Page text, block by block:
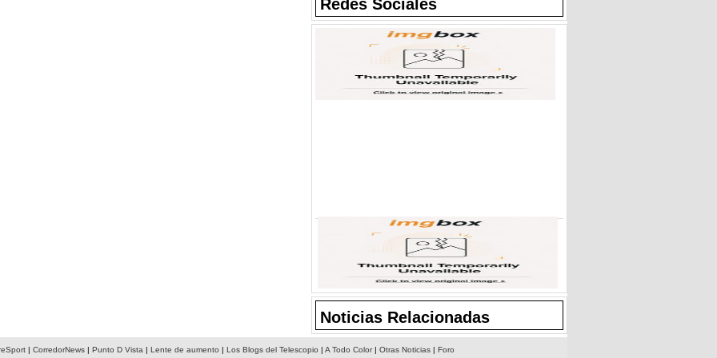
Redes Sociales
Noticias Relacionadas
| CorredorNews| Punto D Vista | Lente de aumento | Los Blogs del Telescopio | A Todo Color| Otras Noticias| Foro